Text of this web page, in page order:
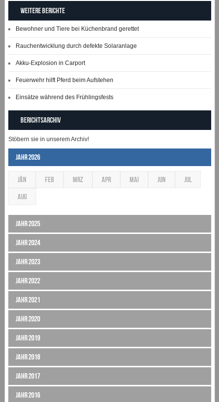
Weitere Berichte
Bewohner und Tiere bei Küchenbrand gerettet
Rauchentwicklung durch defekte Solaranlage
Akku-Explosion in Carport
Feuerwehr hilft Pferd beim Aufstehen
Einsätze während des Frühlingsfests
Berichtsarchiv
Stöbern sie in unserem Archiv!
Jahr 2026
JÄN FEB MRZ APR MAI JUN JUL
AUG
Jahr 2025
Jahr 2024
Jahr 2023
Jahr 2022
Jahr 2021
Jahr 2020
Jahr 2019
Jahr 2018
Jahr 2017
Jahr 2016